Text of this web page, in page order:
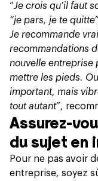
“Je crois qu’il faut
“je pars, je te
Je recommande
recommandations
nouvelle entreprise
mettre les pieds.
important, mais
tout autant”,
Assurez-
du sujet en
Pour ne pas avoir
entreprise, soyez